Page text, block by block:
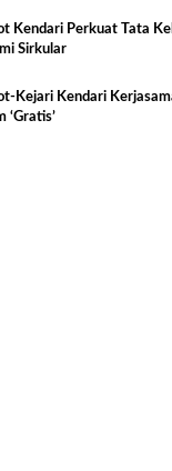
Kendari Perkuat Tata
Sirkular
Kejari Kendari
‘Gratis’